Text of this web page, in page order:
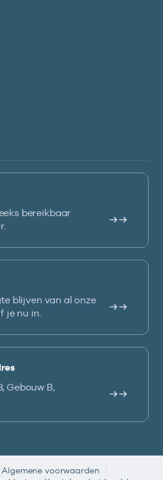
bereikbaar
blijven van al onze
je nu in.
Gebouw B,
Algemene voorwaarden